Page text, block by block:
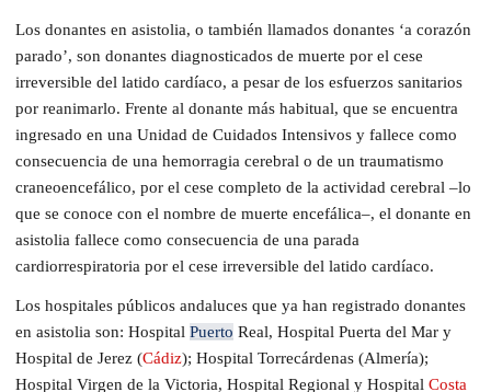
Los donantes en asistolia, o también llamados donantes ‘a corazón
parado’, son donantes diagnosticados de muerte por el cese
irreversible del latido cardíaco, a pesar de los esfuerzos sanitarios
por reanimarlo. Frente al donante más habitual, que se encuentra
ingresado en una Unidad de Cuidados Intensivos y fallece como
consecuencia de una hemorragia cerebral o de un traumatismo
craneoencefálico, por el cese completo de la actividad cerebral –lo
que se conoce con el nombre de muerte encefálica–, el donante en
asistolia fallece como consecuencia de una parada
cardiorrespiratoria por el cese irreversible del latido cardíaco.
Los hospitales públicos andaluces que ya han registrado donantes
en asistolia son: Hospital Puerto Real, Hospital Puerta del Mar y
Hospital de Jerez (Cádiz); Hospital Torrecárdenas (Almería);
Hospital Virgen de la Victoria, Hospital Regional y Hospital Costa